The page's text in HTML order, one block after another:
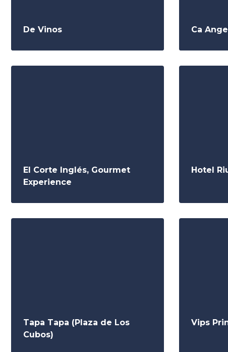
De Vinos Ca
El Corte Inglés, Gourmet
Experience
Hotel
Tapa Tapa (Plaza de Los
Cubos)
Vips